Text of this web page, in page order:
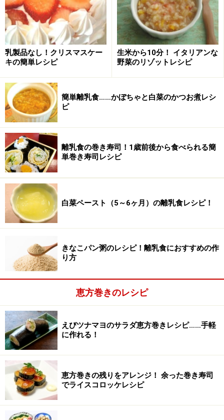
簡単カラフル巻き寿司の作り方・手順
■サラダ巻
1
ごはんを冷ます
ごはんは皿に移して冷ましておきます。
2
薄焼き卵を作る
テフロン加工のフライパンに溶き卵を流し込み、「薄焼
き卵」を作ります。（必要であれば油を少々敷いてか
ら、卵を流し込む）
乳製品なし！クリスマスケー
キの簡単レシピ
生米から10分！ イタリアンな
野菜のリゾットレシピ
簡単離乳食……かぼちゃと白菜のかつお煮レシ
ピ
離乳食の巻き寿司！1歳前後から食べられる簡
単巻き寿司レシピ
白菜ペースト（5～6ヶ月）の離乳食レシピ！
きなこパン粥のレシピ！離乳食におすすめの作
り方
恵方巻きのレシピ
えびツナマヨのサラダ恵方巻きレシピ……手軽
に作れる！
恵方巻きの残りをアレンジ！ 余った巻き寿司
でライスコロッケレシピ